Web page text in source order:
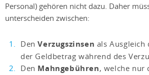
Personal) gehören nicht dazu. Daher
unterscheiden zwischen:
DenVerzugs­zinsen als Ausgleich
der Geldbetrag während des
Den Mahngebühren, welche nur